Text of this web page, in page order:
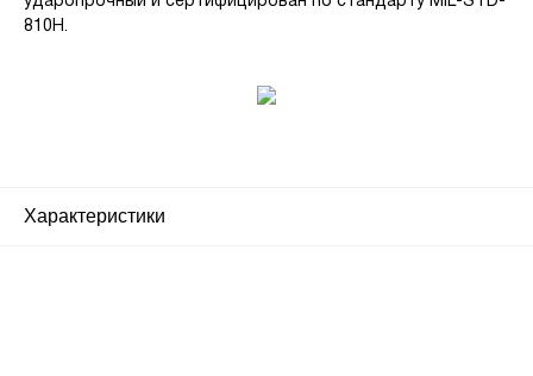
810H.
Характеристики